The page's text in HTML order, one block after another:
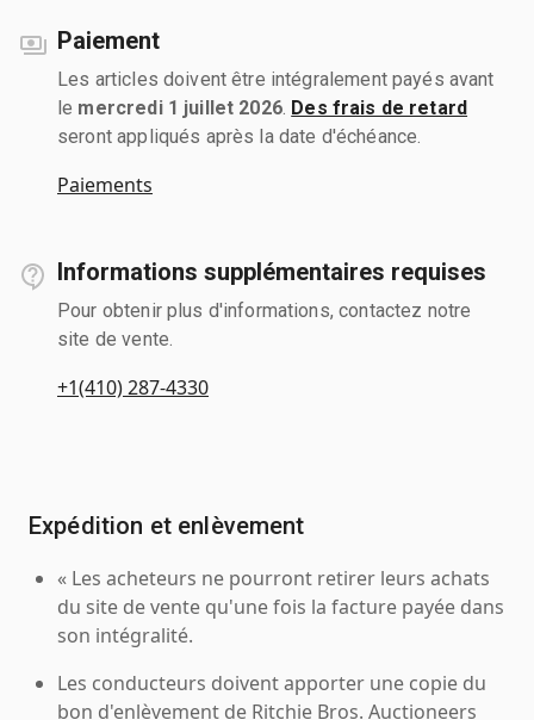
Paiement
Les articles doivent être intégralement payés avant
le mercredi 1 juillet 2026. Des frais de retard
seront appliqués après la date d'échéance.
Paiements
Informations supplémentaires requises
Pour obtenir plus d'informations, contactez notre
site de vente.
+1(410) 287-4330
Expédition et enlèvement
« Les acheteurs ne pourront retirer leurs achats
du site de vente qu'une fois la facture payée dans
son intégralité.
Les conducteurs doivent apporter une copie du
bon d'enlèvement de Ritchie Bros. Auctioneers